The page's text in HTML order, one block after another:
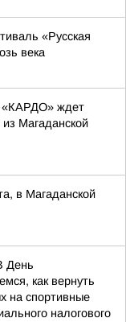
«Русская
века
«КАРДО» ждет
Магаданской
в Магаданской
День
как вернуть
на спортивные
налогового